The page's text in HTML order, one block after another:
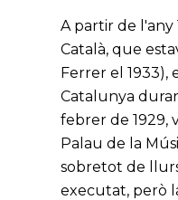
A partir de
Català, que
Ferrer el 1933),
Catalunya
febrer de 1929,
Palau de la
sobretot de
executat, però